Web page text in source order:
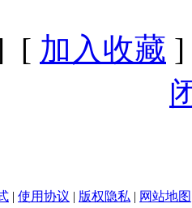
[ 加入收藏
| 使用协议 | 版权隐私 | 网站地图